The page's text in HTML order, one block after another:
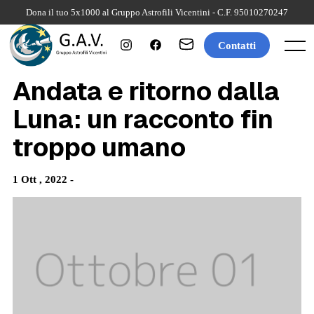
content
Dona il tuo 5x1000 al Gruppo Astrofili Vicentini - C.F. 95010270247
Menu
Contatti
Andata e ritorno dalla
Luna: un racconto fin
troppo umano
1 Ott , 2022 -